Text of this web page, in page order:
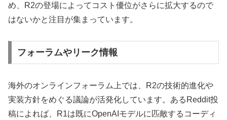
め、R2の登場によってコスト優位がさらに拡大するので
はないかと注目が集まっています。
フォーラムやリーク情報
海外のオンラインフォーラム上では、R2の技術的進化や
実装方針をめぐる議論が活発化しています。あるReddit投
稿によれば、R1は既にOpenAIモデルに匹敵するコーディ